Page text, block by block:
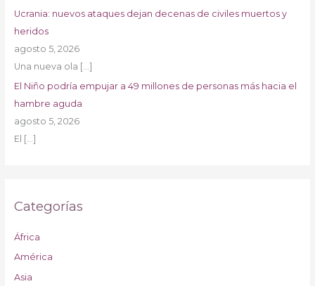
Ucrania: nuevos ataques dejan decenas de civiles muertos y
heridos
agosto 5, 2026
Una nueva ola […]
El Niño podría empujar a 49 millones de personas más hacia el
hambre aguda
agosto 5, 2026
El […]
Categorías
África
América
Asia